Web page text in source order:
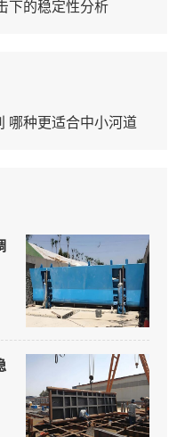
下的稳定性分析
哪种更适合中小河道